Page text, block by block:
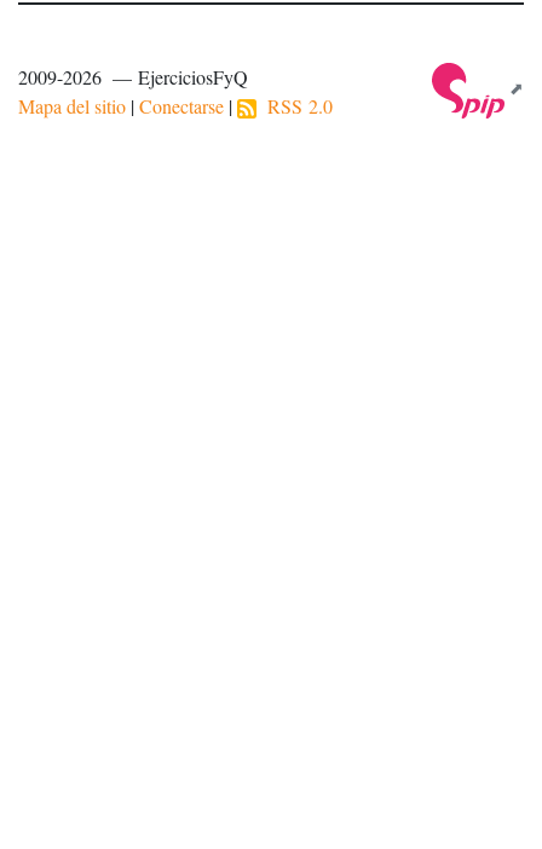
2009-2026 — EjerciciosFyQ
Mapa del sitio |Conectarse | RSS 2.0